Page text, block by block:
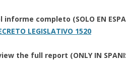
informe completo (SOLO EN
LEGISLATIVO 1520
the full report (ONLY IN